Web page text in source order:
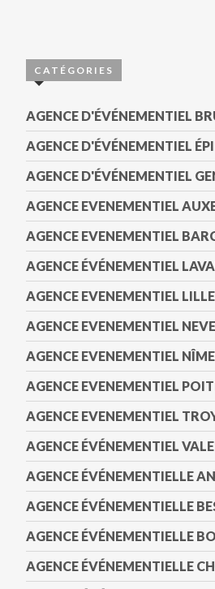
CATÉGORIES
AGENCE D'ÉVÉNEMENTIEL
AGENCE D'ÉVÉNEMENTIEL
AGENCE D'ÉVÉNEMENTIEL
AGENCE EVENEMENTIEL
AGENCE EVENEMENTIEL
AGENCE ÉVÉNEMENTIEL
AGENCE EVENEMENTIEL LILLE
AGENCE EVENEMENTIEL
AGENCE EVENEMENTIEL
AGENCE EVENEMENTIEL
AGENCE EVENEMENTIEL
AGENCE ÉVÉNEMENTIEL
AGENCE ÉVÉNEMENTIELLE
AGENCE ÉVÉNEMENTIELLE
AGENCE ÉVÉNEMENTIELLE
AGENCE ÉVÉNEMENTIELLE